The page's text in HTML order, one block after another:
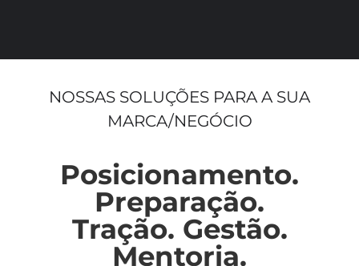
NOSSAS SOLUÇÕES PARA A SUA
MARCA/NEGÓCIO
Posicionamento.
Preparação.
Tração. Gestão.
Mentoria.